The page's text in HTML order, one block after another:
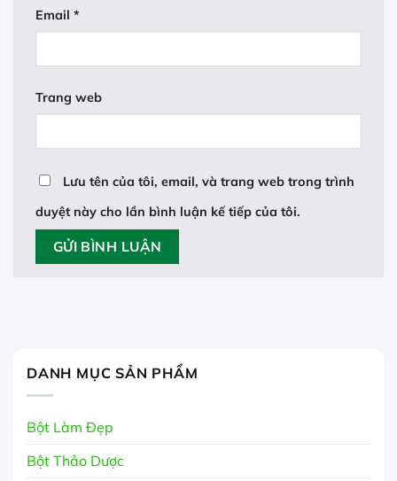
Email *
Trang web
Lưu tên của tôi, email, và trang web trong trình
duyệt này cho lần bình luận kế tiếp của tôi.
DANH MỤC SẢN PHẨM
Bột Làm Đẹp
Bột Thảo Dược